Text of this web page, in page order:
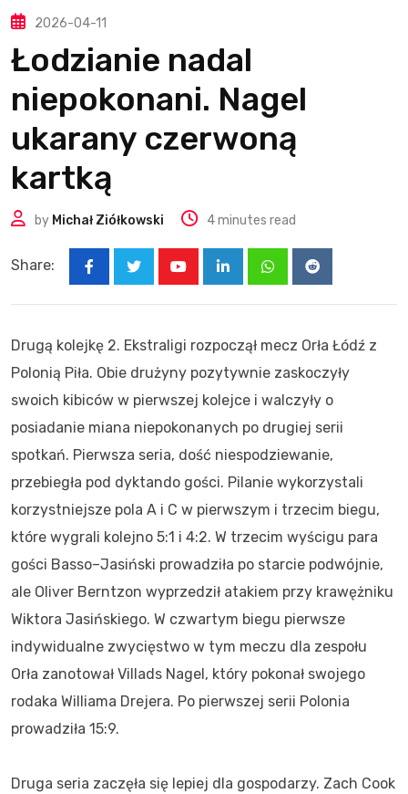
2026-04-11
Łodzianie nadal
niepokonani. Nagel
ukarany czerwoną
kartką
by Michał Ziółkowski 4 minutes read
Share:
LinkedInWhatsappReddit
Drugą kolejkę 2. Ekstraligi rozpoczął mecz Orła Łódź z
Polonią Piła. Obie drużyny pozytywnie zaskoczyły
swoich kibiców w pierwszej kolejce i walczyły o
posiadanie miana niepokonanych po drugiej serii
spotkań. Pierwsza seria, dość niespodziewanie,
przebiegła pod dyktando gości. Pilanie wykorzystali
korzystniejsze pola A i C w pierwszym i trzecim biegu,
które wygrali kolejno 5:1 i 4:2. W trzecim wyścigu para
gości Basso–Jasiński prowadziła po starcie podwójnie,
ale Oliver Berntzon wyprzedził atakiem przy krawężniku
Wiktora Jasińskiego. W czwartym biegu pierwsze
indywidualne zwycięstwo w tym meczu dla zespołu
Orła zanotował Villads Nagel, który pokonał swojego
rodaka Williama Drejera. Po pierwszej serii Polonia
prowadziła 15:9.
Druga seria zaczęła się lepiej dla gospodarzy. Zach Cook